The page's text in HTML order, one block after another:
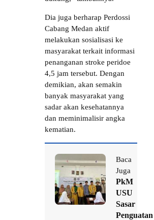
Dia juga berharap Perdossi
Cabang Medan aktif
melakukan sosialisasi ke
masyarakat terkait informasi
penanganan stroke peridoe
4,5 jam tersebut. Dengan
demikian, akan semakin
banyak masyarakat yang
sadar akan kesehatannya
dan meminimalisir angka
kematian.
Baca
Juga
PkM
USU
Sasar
Penguatan